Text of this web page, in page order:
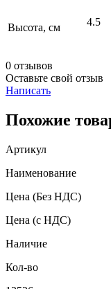
Высота, см 4.5
0 отзывов
Оставьте свой отзыв
Написать
Похожие
Артикул
Наименование
Цена (Без НДС)
Цена (с НДС)
Наличие
Кол-во